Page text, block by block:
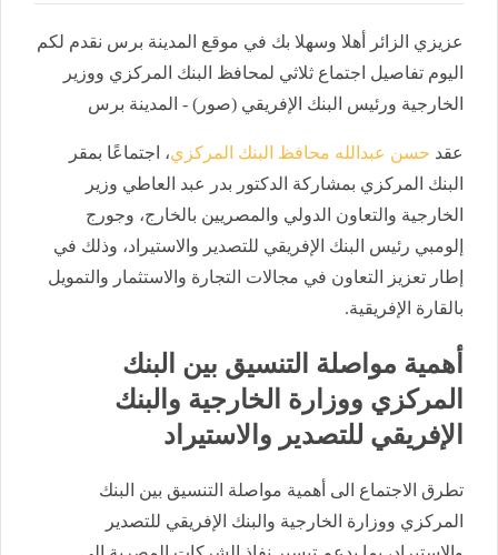
عزيزي الزائر أهلا وسهلا بك في موقع المدينة برس نقدم لكم
اليوم تفاصيل اجتماع ثلاثي لمحافظ البنك المركزي ووزير
الخارجية ورئيس البنك الإفريقي (صور) - المدينة برس
عقد حسن عبدالله محافظ البنك المركزي، اجتماعًا بمقر
البنك المركزي بمشاركة الدكتور بدر عبد العاطي وزير
الخارجية والتعاون الدولي والمصريين بالخارج، وجورج
إلومبي رئيس البنك الإفريقي للتصدير والاستيراد، وذلك في
إطار تعزيز التعاون في مجالات التجارة والاستثمار والتمويل
بالقارة الإفريقية.
أهمية مواصلة التنسيق بين البنك
المركزي ووزارة الخارجية والبنك
الإفريقي للتصدير والاستيراد
تطرق الاجتماع الى أهمية مواصلة التنسيق بين البنك
المركزي ووزارة الخارجية والبنك الإفريقي للتصدير